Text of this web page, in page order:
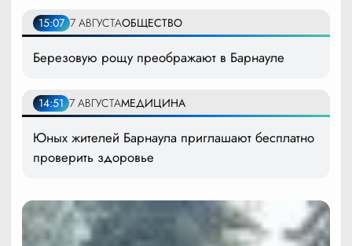
15:07 7 АВГУСТАОБЩЕСТВО
Березовую рощу преображают в Барнауле
14:51 7 АВГУСТАМЕДИЦИНА
Юных жителей Барнаула приглашают бесплатно
проверить здоровье